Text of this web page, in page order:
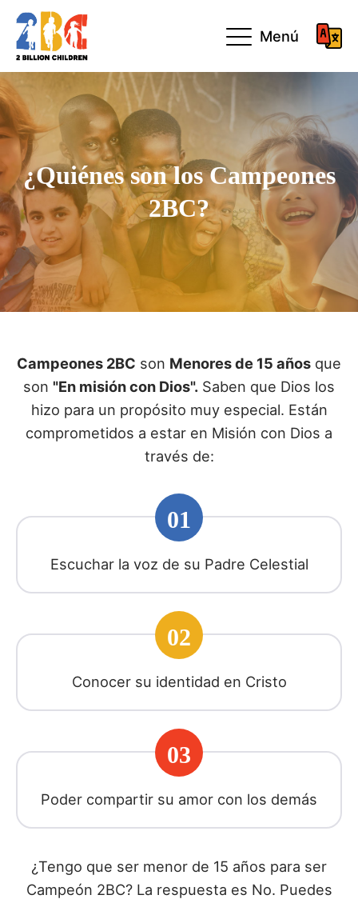
Menú
¿Quiénes son los Campeones
2BC?
Campeones 2BC son Menores de 15 años que
son "En misión con Dios". Saben que Dios los
hizo para un propósito muy especial. Están
comprometidos a estar en Misión con Dios a
través de:
01
Escuchar la voz de su Padre Celestial
02
Conocer su identidad en Cristo
03
Poder compartir su amor con los demás
¿Tengo que ser menor de 15 años para ser
Campeón 2BC? La respuesta es No. Puedes